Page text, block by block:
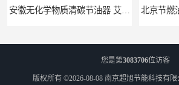
您是第3083706位访客
版权所有 ©2026-08-08 南京超旭节能科技有限